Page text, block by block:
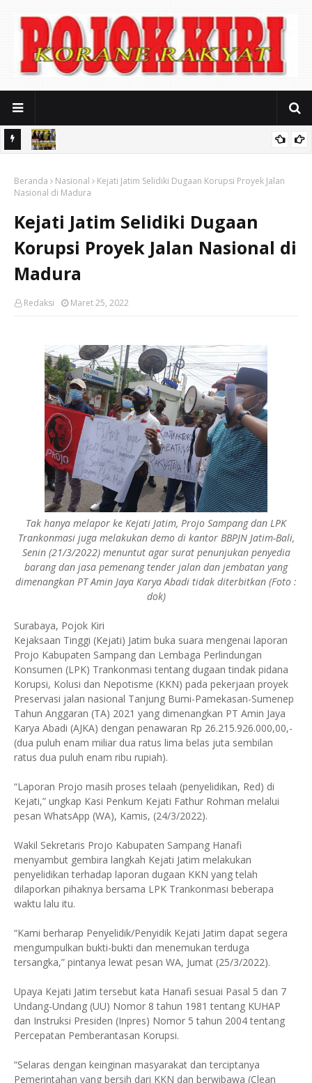
Pasuruan Cetak Pemain Profesional
Beranda Nasional
Kejati Jatim Selidiki Dugaan Korupsi Proyek Jalan
Nasional di Madura
Kejati Jatim Selidiki Dugaan
Korupsi Proyek Jalan Nasional di
Madura
Redaksi Maret 25, 2022
Tak hanya melapor ke Kejati Jatim, Projo Sampang dan LPK
Trankonmasi juga melakukan demo di kantor BBPJN Jatim-Bali,
Senin (21/3/2022) menuntut agar surat penunjukan penyedia
barang dan jasa pemenang tender jalan dan jembatan yang
dimenangkan PT Amin Jaya Karya Abadi tidak diterbitkan (Foto :
dok)
Surabaya, Pojok Kiri
Kejaksaan Tinggi (Kejati) Jatim buka suara mengenai laporan
Projo Kabupaten Sampang dan Lembaga Perlindungan
Konsumen (LPK) Trankonmasi tentang dugaan tindak pidana
Korupsi, Kolusi dan Nepotisme (KKN) pada pekerjaan proyek
Preservasi jalan nasional Tanjung Bumi-Pamekasan-Sumenep
Tahun Anggaran (TA) 2021 yang dimenangkan PT Amin Jaya
Karya Abadi (AJKA) dengan penawaran Rp 26.215.926.000,00,-
(dua puluh enam miliar dua ratus lima belas juta sembilan
ratus dua puluh enam ribu rupiah).
“Laporan Projo masih proses telaah (penyelidikan, Red) di
Kejati,” ungkap Kasi Penkum Kejati Fathur Rohman melalui
pesan WhatsApp (WA), Kamis, (24/3/2022).
Wakil Sekretaris Projo Kabupaten Sampang Hanafi
menyambut gembira langkah Kejati Jatim melakukan
penyelidikan terhadap laporan dugaan KKN yang telah
dilaporkan pihaknya bersama LPK Trankonmasi beberapa
waktu lalu itu.
“Kami berharap Penyelidik/Penyidik Kejati Jatim dapat segera
mengumpulkan bukti-bukti dan menemukan terduga
tersangka,” pintanya lewat pesan WA, Jumat (25/3/2022).
Upaya Kejati Jatim tersebut kata Hanafi sesuai Pasal 5 dan 7
Undang-Undang (UU) Nomor 8 tahun 1981 tentang KUHAP
dan Instruksi Presiden (Inpres) Nomor 5 tahun 2004 tentang
Percepatan Pemberantasan Korupsi.
“Selaras dengan keinginan masyarakat dan terciptanya
Pemerintahan yang bersih dari KKN dan berwibawa (Clean